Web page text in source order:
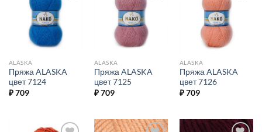
Добавить в
избранное.
ALASKA
Пряжа ALASKA
цвет 7124
₽709
Добавить в
избранное.
ALASKA
Пряжа ALASKA
цвет 7125
₽709
Добавить в
избранное.
ALASKA
Пряжа ALASKA
цвет 7126
₽709